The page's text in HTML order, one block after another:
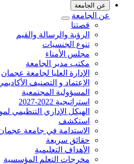
عن الجامعة
عن الجامعة
قصتنا
الرؤية والرسالة والقيم
تنوع الجنسيات
مجلس الأمناء
مكتب مدير الجامعة
الإدارة العليا لجامعة عجمان
الإعتماد و التصنيف
المسؤولية المجتمعية
استراتيجية 2022-2027
الهيكل الإداري
استكشف
الاستدامة في جامعة
حقائق سريعة
الأهداف التعليمية
مخرجات التعلم المؤسسية